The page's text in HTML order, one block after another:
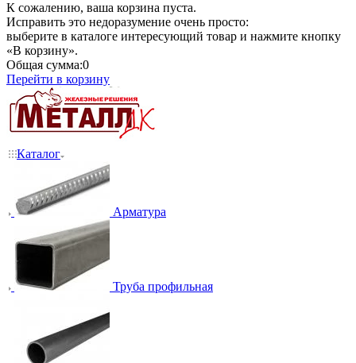
К сожалению, ваша корзина пуста.
Исправить это недоразумение очень просто:
выберите в каталоге интересующий товар и нажмите кнопку
«В корзину».
Общая сумма:0
Перейти в корзину
Каталог
Арматура
Труба профильная